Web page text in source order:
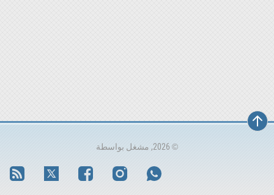
© 2026, مشغل بواسطة